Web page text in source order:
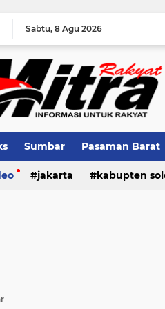
Sabtu 8 Agu 2026
Sumbar Pasaman Barat
Kota Solok Bank
jakarta kabupten